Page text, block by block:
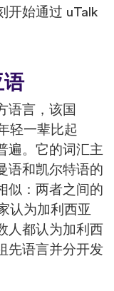
开始通过 uTalk
语
语言，该国
轻一辈比起
遍。它的词汇主
语和凯尔特语的
似：两者之间的
认为加利西亚
人都认为加利西
先语言并分开发